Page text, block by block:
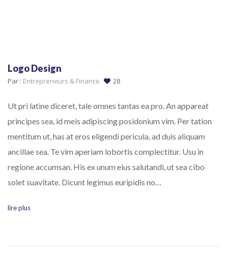
Logo Design
Par : Entrepreneurs & Finance 28
Ut pri latine diceret, tale omnes tantas ea pro. An appareat
principes sea, id meis adipiscing posidonium vim. Per tation
mentitum ut, has at eros eligendi pericula, ad duis aliquam
ancillae sea. Te vim aperiam lobortis complectitur. Usu in
regione accumsan. His ex unum eius salutandi, ut sea cibo
solet suavitate. Dicunt legimus euripidis no…
lire plus